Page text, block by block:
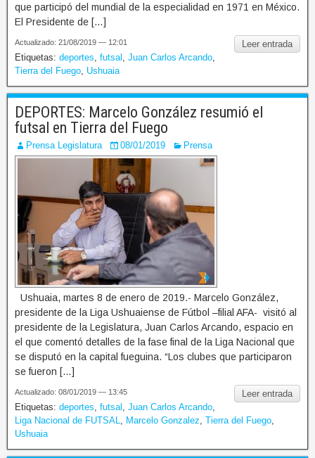
que participó del mundial de la especialidad en 1971 en México.
El Presidente de […]
Leer entrada
Actualizado: 21/08/2019 — 12:01
Etiquetas: deportes futsal Juan Carlos Arcando
Tierra del Fuego Ushuaia
DEPORTES: Marcelo González resumió el
futsal en Tierra del Fuego
Prensa Legislatura 08/01/2019 Prensa
Ushuaia, martes 8 de enero de 2019.- Marcelo González,
presidente de la Liga Ushuaiense de Fútbol –filial AFA- visitó al
presidente de la Legislatura, Juan Carlos Arcando, espacio en
el que comentó detalles de la fase final de la Liga Nacional que
se disputó en la capital fueguina. “Los clubes que participaron
se fueron […]
Leer entrada
Actualizado: 08/01/2019 — 13:45
Etiquetas: deportes futsal Juan Carlos Arcando
Liga Nacional de FUTSAL
Marcelo Gonzalez Tierra del Fuego
Ushuaia